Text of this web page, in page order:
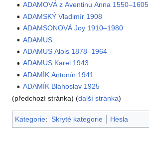
ADAMOVÁ z Aventinu Anna 1550–1605
ADAMSKÝ Vladimír 1908
ADAMSONOVÁ Joy 1910–1980
ADAMUS
ADAMUS Alois 1878–1964
ADAMUS Karel 1943
ADAMÍK Antonín 1941
ADAMÍK Blahoslav 1925
(předchozí stránka) (další stránka)
Kategorie: Skryté kategorie Hesla